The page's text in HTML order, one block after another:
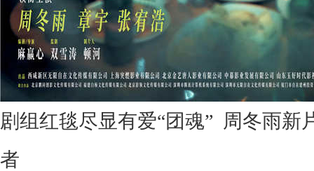
剧组红毯尽显有爱“团魂” 周冬雨新
者